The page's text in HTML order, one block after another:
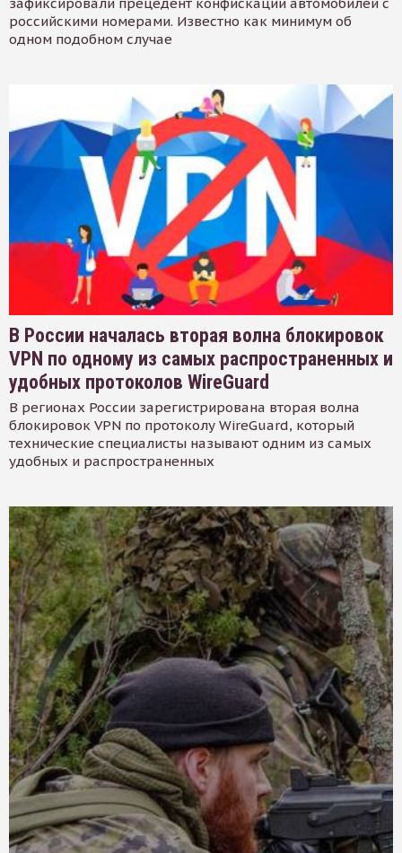
российскими номерами. Известно как минимум об
одном подобном случае
В России началась вторая волна блокировок
VPN по одному из самых распространенных и
удобных протоколов WireGuard
В регионах России зарегистрирована вторая волна
блокировок VPN по протоколу WireGuard, который
технические специалисты называют одним из самых
удобных и распространенных